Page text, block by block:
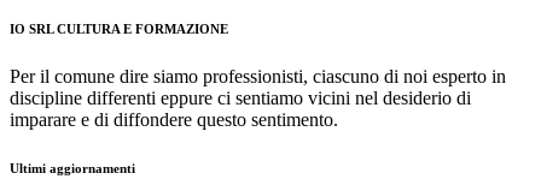
IO SRL CULTURA E FORMAZIONE
Per il comune dire siamo professionisti, ciascuno di noi esperto in
discipline differenti eppure ci sentiamo vicini nel desiderio di
imparare e di diffondere questo sentimento.
Ultimi aggiornamenti